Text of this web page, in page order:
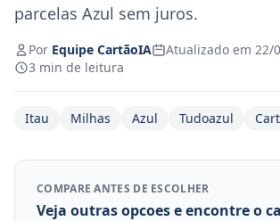
parcelas Azul sem juros.
Por Equipe CartãoIA
Atualizado em 22/
3 min de leitura
Itau Milhas Azul Tudoazul
COMPARE ANTES DE ESCOLHER
Veja outras opcoes e encontre o